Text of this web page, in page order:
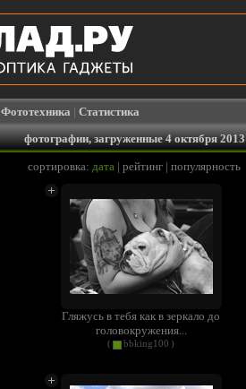
Фототехника | Статистика
фотографии, загруженные 4 октября 2013
сортировка: дата | рейтинг | популярность
Гляжусь в тебя как в зеркало до
головокружения...
( bbking100 )